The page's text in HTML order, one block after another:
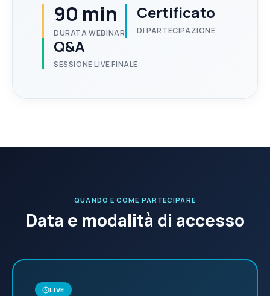
90 min
DURATA WEBINAR
Certificato
DI PARTECIPAZIONE
Q&A
SESSIONE LIVE FINALE
QUANDO E COME PARTECIPARE
Data e modalità di accesso
LIVE